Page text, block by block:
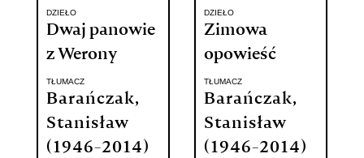
DZIEŁO
Dwaj panowie
z Werony
TŁUMACZ
Barańczak,
Stanisław
(1946-2014)
DZIEŁO
Zimowa
opowieść
TŁUMACZ
Barańczak,
Stanisław
(1946-2014)